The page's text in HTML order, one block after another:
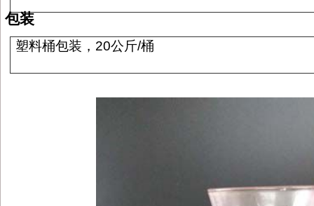
包装
塑料桶包装， 20公斤/桶